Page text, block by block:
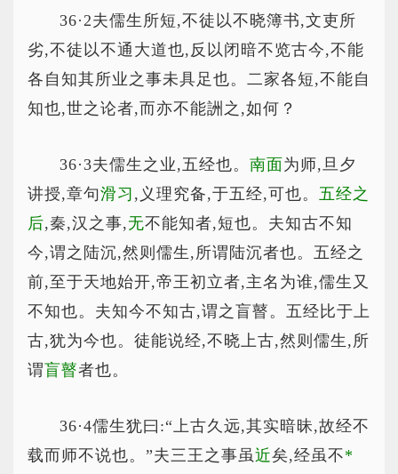
36·2夫儒生所短,不徒以不晓簿书,文吏所
劣,不徒以不通大道也,反以闭暗不览古今,不能
各自知其所业之事未具足也。二家各短,不能自
知也,世之论者,而亦不能詶之,如何？
36·3夫儒生之业,五经也。 南面 为师,旦夕
讲授,章句滑习 ,义理究备,于五经,可也。 五经之
后,秦,汉之事,无不能知者,短也。夫知古不知
今,谓之陆沉,然则儒生,所谓陆沉者也。五经之
前,至于天地始开,帝王初立者,主名为谁,儒生又
不知也。夫知今不知古,谓之盲瞽。五经比于上
古,犹为今也。徒能说经,不晓上古,然则儒生,所
谓盲瞽者也。
36·4儒生犹曰:“上古久远,其实暗昧,故经不
载而师不说也。”夫三王之事虽近矣,经虽不*